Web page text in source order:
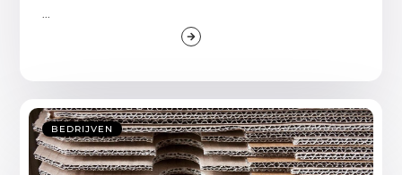
...
BEDRIJVEN